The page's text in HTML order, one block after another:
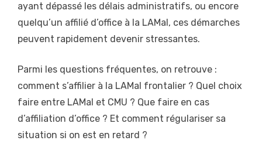
ayant dépassé les délais administratifs, ou encore
quelqu’un affilié d’office à la LAMal, ces démarches
peuvent rapidement devenir stressantes.
Parmi les questions fréquentes, on retrouve :
comment s’affilier à la LAMal frontalier ? Quel choix
faire entre LAMal et CMU ? Que faire en cas
d’affiliation d’office ? Et comment régulariser sa
situation si on est en retard ?